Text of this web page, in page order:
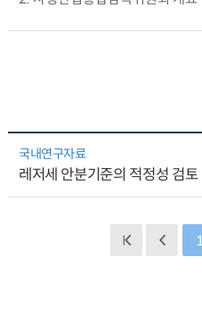
국내연구자료
레저세 안분기준의 적정성 검토
1